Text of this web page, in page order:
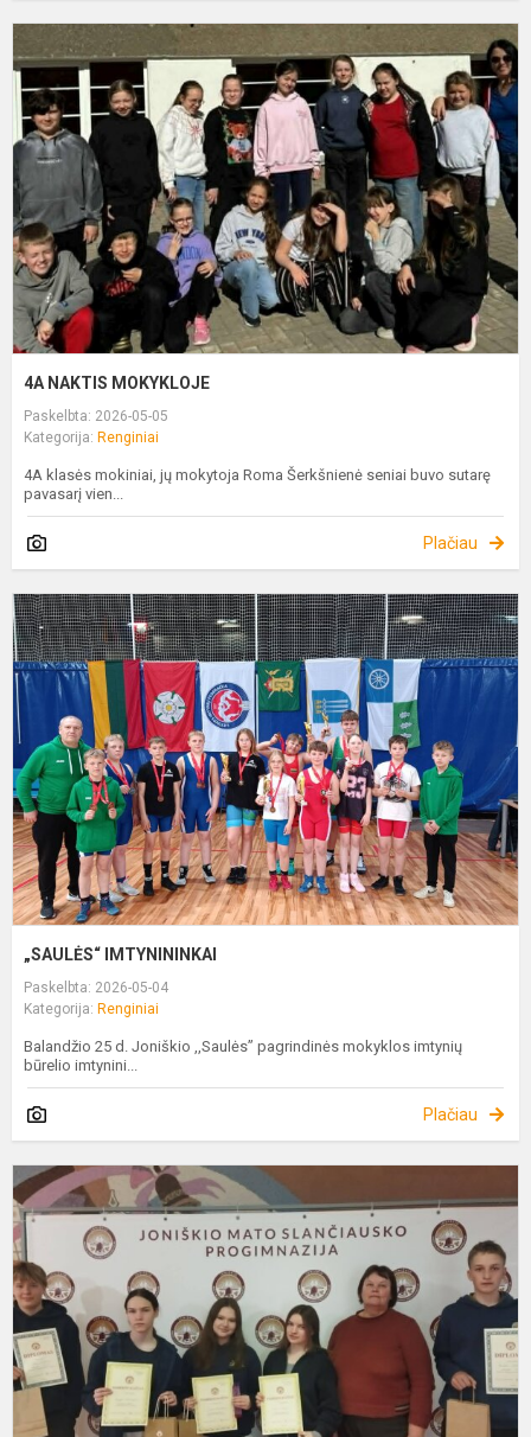
4A NAKTIS MOKYKLOJE
Paskelbta: 2026-05-05
Kategorija: Renginiai
4A klasės mokiniai, jų mokytoja Roma Šerkšnienė seniai buvo sutarę
pavasarį vien...
Plačiau
„SAULĖS“ IMTYNININKAI
Paskelbta: 2026-05-04
Kategorija: Renginiai
Balandžio 25 d. Joniškio ,,Saulės” pagrindinės mokyklos imtynių
būrelio imtynini...
Plačiau